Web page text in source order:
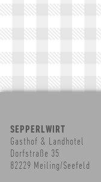
SEPPERLWIRT
Gasthof & Landhotel
Dorfstraße 35
82229 Meiling/Seefeld